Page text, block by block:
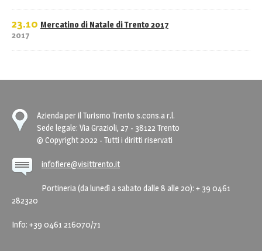
23.10
2017
Mercatino di Natale di Trento 2017
Azienda per il Turismo Trento s.cons.a r.l.
Sede legale: Via Grazioli, 27 - 38122 Trento
© Copyright 2022 - Tutti i diritti riservati
infofiere@visittrento.it
Portineria (da lunedì a sabato dalle 8 alle 20): + 39 0461
282320
Info: +39 0461 216070/71